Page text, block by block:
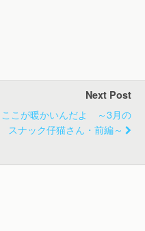
Next Post
ここが暖かいんだよ ～3月の
スナック仔猫さん・前編～